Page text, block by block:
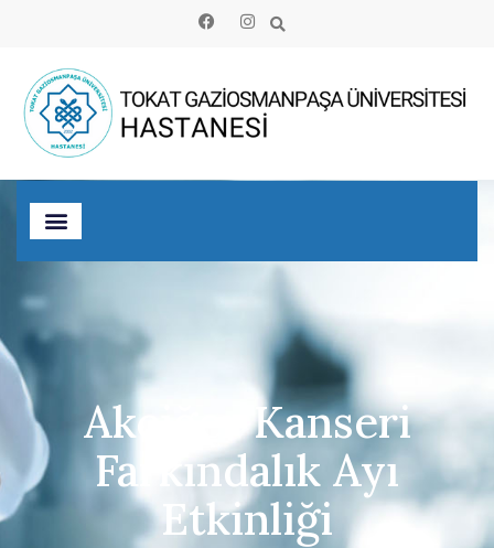
Akciğer Kanseri
Farkındalık Ayı
Etkinliği